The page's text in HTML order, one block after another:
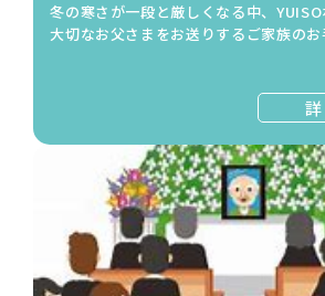
冬の寒さが一段と厳しくなる中、
大切なお父さまをお送りするご家族の